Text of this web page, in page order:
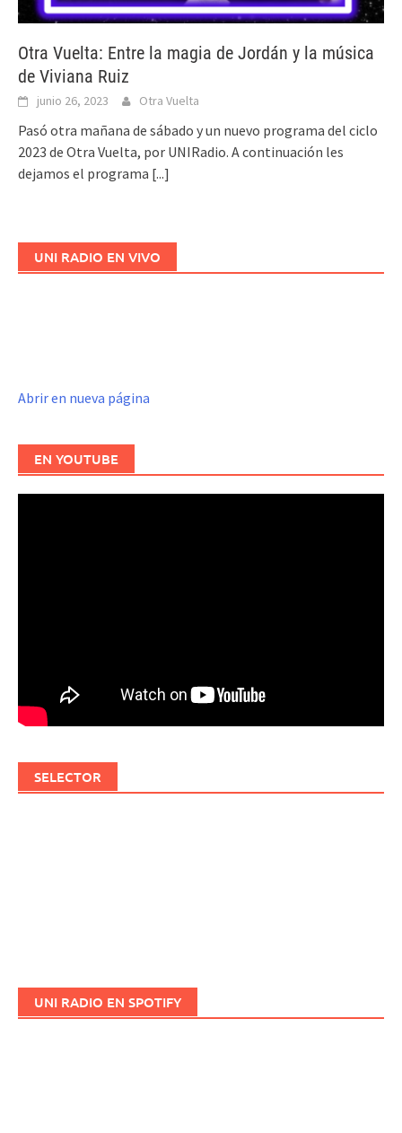
Otra Vuelta: Entre la magia de Jordán y la música
de Viviana Ruiz
junio 26, 2023 Otra Vuelta
Pasó otra mañana de sábado y un nuevo programa del ciclo
2023 de Otra Vuelta, por UNIRadio. A continuación les
dejamos el programa [...]
UNI RADIO EN VIVO
Abrir en nueva página
EN YOUTUBE
SELECTOR
UNI RADIO EN SPOTIFY